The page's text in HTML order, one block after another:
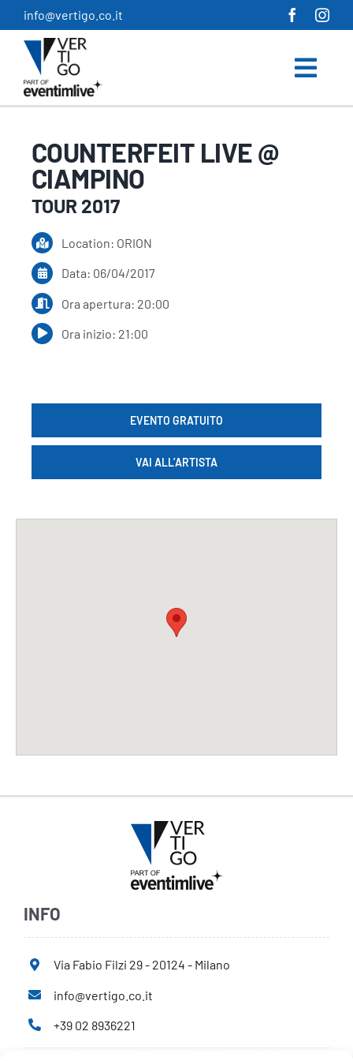
Salta
al
contenuto
info@vertigo.co.it
COUNTERFEIT LIVE @
CIAMPINO
TOUR 2017
Location: ORION
Data: 06/04/2017
Ora apertura: 20:00
Ora inizio: 21:00
EVENTO GRATUITO
VAI ALL’ARTISTA
INFO
Via Fabio Filzi 29 - 20124 - Milano
info@vertigo.co.it
+39 02 8936221